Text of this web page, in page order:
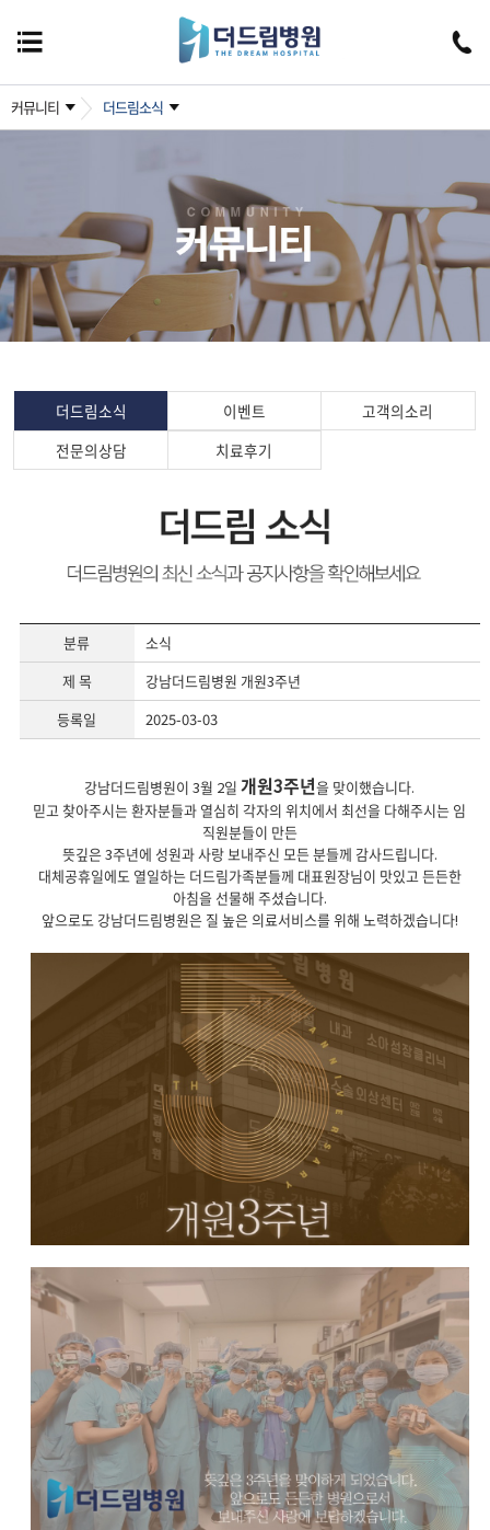
커뮤니티 더드림소식
더드림소식 이벤트
고객의소리
전문의상담
치료후기
분류
소식
제 목
강남더드림병원 개원3주년
등록일
2025-03-03
강남더드림병원이 3월 2일개원3주년을 맞이했습니다.
믿고 찾아주시는 환자분들과 열심히 각자의 위치에서 최선을 다해주시는 임
직원분들이 만든
뜻깊은 3주년에 성원과 사랑 보내주신 모든 분들께 감사드립니다.
대체공휴일에도 열일하는 더드림가족분들께 대표원장님이 맛있고 든든한
아침을 선물해 주셨습니다.
앞으로도 강남더드림병원은 질 높은 의료서비스를 위해 노력하겠습니다!